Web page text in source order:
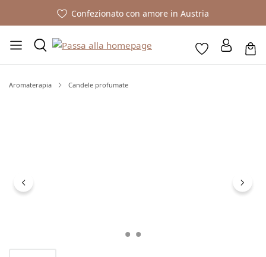
Confezionato con amore in Austria
Aromaterapia Candele profumate